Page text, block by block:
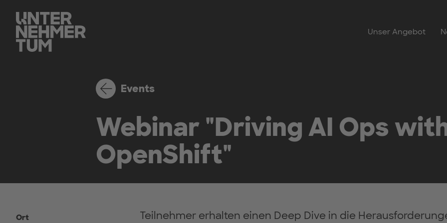
Unser Angebot
Events
Webinar "Driving AI Ops
OpenShift"
Ort
Teilnehmer erhalten einen Deep Dive in die